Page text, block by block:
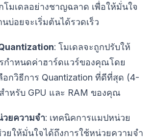
มเดลอย่างชาญฉลาด เพื่อให้มั่นใจ
บ่อยจะเริ่มต้นได้รวดเร็ว
: โมเดลจะถูกปรับให้
กำหนดค่าฮาร์ดแวร์ของคุณโดย
อกวิธีการ Quantization ที่ดีที่สุด (4-
ำหรับ GPU และ RAM ของคุณ
วยความจำ: เทคนิคการแมปหน่วย
ยให้มั่นใจได้ถึงการใช้หน่วยความจำ